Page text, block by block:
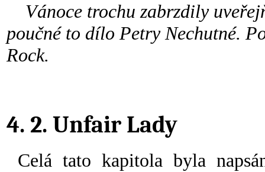
Vánoce trochu zabrzdily
poučné to dílo Petry Nechutné.
Rock.
4. 2. Unfair Lady
Celá tato kapitola byla